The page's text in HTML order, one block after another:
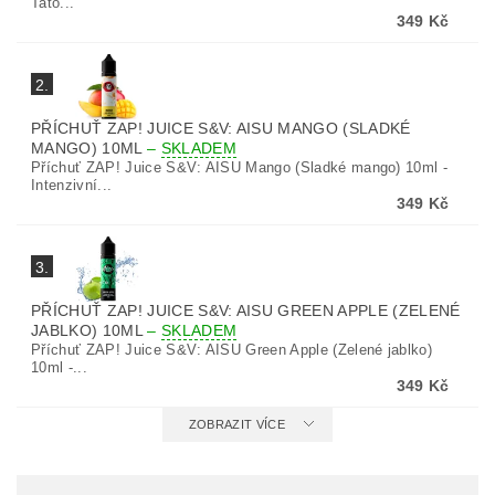
349 Kč
2.
PŘÍCHUŤ ZAP! JUICE S&V: AISU MANGO (SLADKÉ
MANGO) 10ML – SKLADEM
Příchuť ZAP! Juice S&V: AISU Mango (Sladké mango) 10ml -
Intenzivní...
349 Kč
3.
PŘÍCHUŤ ZAP! JUICE S&V: AISU GREEN APPLE (ZELENÉ
JABLKO) 10ML– SKLADEM
Příchuť ZAP! Juice S&V: AISU Green Apple (Zelené jablko)
10ml -...
349 Kč
ZOBRAZIT VÍCE